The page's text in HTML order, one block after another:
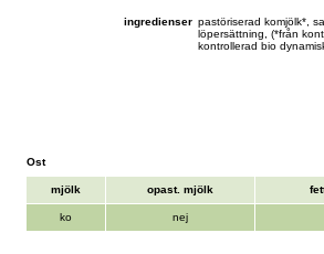
ingredienser pastöriserad komjölk*,
löpersättning, (*från
kontrollerad bio
Ost
mjölk opast. mjölk
ko nej